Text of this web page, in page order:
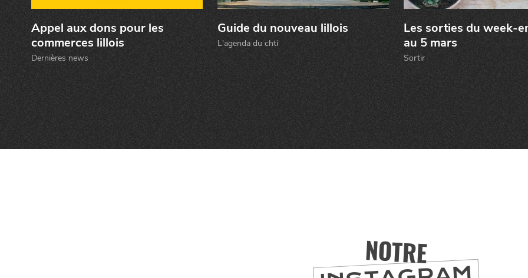
Politique éditoriale
Appel aux dons pour les
commerces lillois
Dernières news
Guide du nouveau lillois
L'agenda du chti
Les sorties du week-
au 5 mars
Sortir
NOTRE